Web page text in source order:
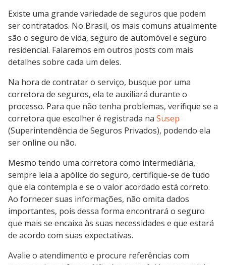
Existe uma grande variedade de seguros que podem
ser contratados. No Brasil, os mais comuns atualmente
são o seguro de vida, seguro de automóvel e seguro
residencial. Falaremos em outros posts com mais
detalhes sobre cada um deles.
Na hora de contratar o serviço, busque por uma
corretora de seguros, ela te auxiliará durante o
processo. Para que não tenha problemas, verifique se a
corretora que escolher é registrada na Susep
(Superintendência de Seguros Privados), podendo ela
ser online ou não.
Mesmo tendo uma corretora como intermediária,
sempre leia a apólice do seguro, certifique-se de tudo
que ela contempla e se o valor acordado está correto.
Ao fornecer suas informações, não omita dados
importantes, pois dessa forma encontrará o seguro
que mais se encaixa às suas necessidades e que estará
de acordo com suas expectativas.
Avalie o atendimento e procure referências com